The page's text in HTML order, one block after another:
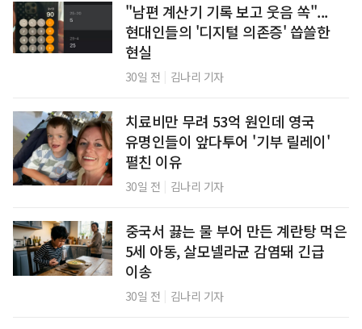
"남편 계산기 기록 보고 웃음 쏙"...
현대인들의 '디지털 의존증' 씁쓸한
현실
30일 전 김나리 기자
치료비만 무려 53억 원인데 영국
유명인들이 앞다투어 '기부 릴레이'
펼친 이유
30일 전 김나리 기자
중국서 끓는 물 부어 만든 계란탕 먹은
5세 아동, 살모넬라균 감염돼 긴급
이송
30일 전 김나리 기자